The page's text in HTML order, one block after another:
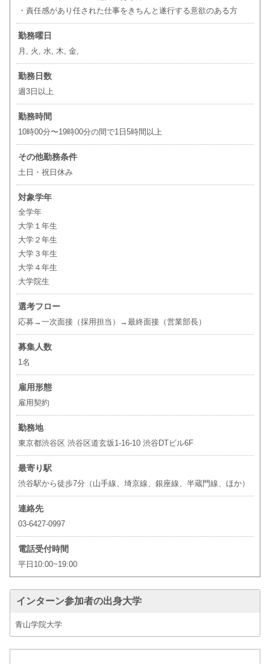
・責任感があり任された仕事をきちんと遂行する意欲のある方
勤務曜日
月, 火, 水, 木, 金,
勤務日数
週3日以上
勤務時間
10時00分〜19時00分の間で1日5時間以上
その他勤務条件
土日・祝日休み
対象学年
全学年
大学１年生
大学２年生
大学３年生
大学４年生
大学院生
選考フロー
応募→一次面接（採用担当）→最終面接（営業部長）
募集人数
1名
雇用形態
雇用契約
勤務地
東京都渋谷区 渋谷区道玄坂1-16-10 渋谷DTビル6F
最寄り駅
渋谷駅から徒歩7分（山手線、埼京線、銀座線、半蔵門線、ほか）
連絡先
03-6427-0997
電話受付時間
平日10:00~19:00
インターン参加者の出身大学
青山学院大学